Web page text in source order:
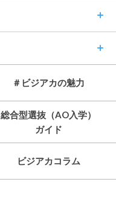
＃ビジアカの魅力
総合型選抜（AO入学）
ガイド
ビジアカコラム